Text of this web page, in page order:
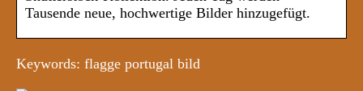
Tausende neue, hochwertige Bilder hinzugefügt.
Keywords: flagge portugal bild